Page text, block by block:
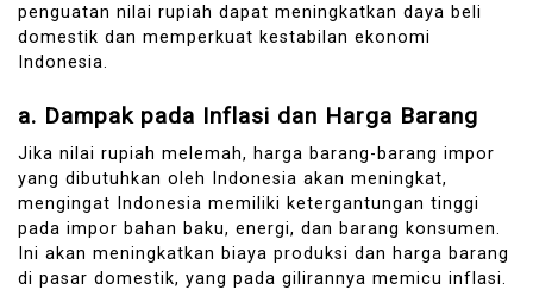
penguatan nilai rupiah dapat meningkatkan daya beli
domestik dan memperkuat kestabilan ekonomi
Indonesia.
a. Dampak pada Inflasi dan Harga Barang
Jika nilai rupiah melemah, harga barang-barang impor
yang dibutuhkan oleh Indonesia akan meningkat,
mengingat Indonesia memiliki ketergantungan tinggi
pada impor bahan baku, energi, dan barang konsumen.
Ini akan meningkatkan biaya produksi dan harga barang
di pasar domestik, yang pada gilirannya memicu inflasi.